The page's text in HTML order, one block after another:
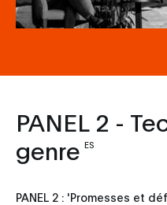
PANEL 2 -
genre ES
PANEL 2 : 'Promesses et